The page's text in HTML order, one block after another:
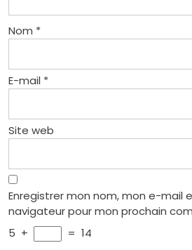
Nom *
E-mail *
Site web
Enregistrer mon nom, mon e-mail
navigateur pour mon prochain
5 + = 14